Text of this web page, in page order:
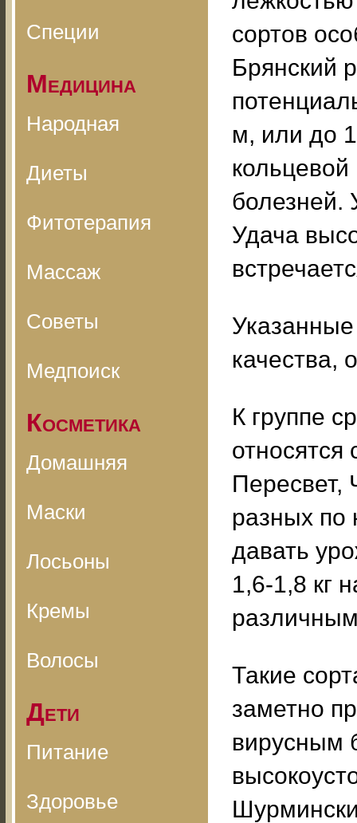
Специи
Медицина
Народная
Диеты
Фитотерапия
Массаж
Советы
Медпоиск
Косметика
Домашняя
Маски
Лосьоны
Кремы
Волосы
Дети
Питание
Здоровье
сортов
Брянский
м, или до
болезней.
Удача
качества,
К группе
относятся
Пересвет,
разных по
давать
1,6-1,8 кг
Такие
заметно
вирусным